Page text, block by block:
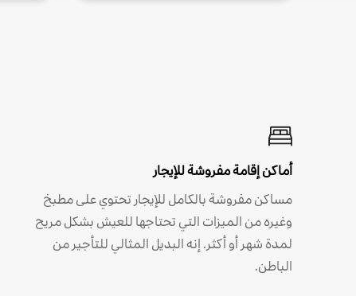
أماكن إقامة مفروشة للإيجار
مساكن مفروشة بالكامل للإيجار تحتوي على مطبخ
وغيره من الميزات التي تحتاجها للعيش بشكل مريح
لمدة شهر أو أكثر. إنه البديل المثالي للتأجير من
الباطن.